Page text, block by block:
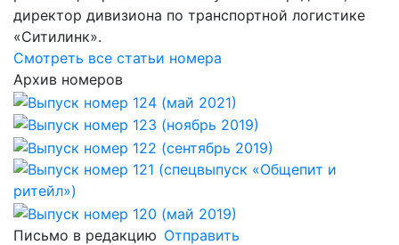
директор дивизиона по транспортной логистике
«Ситилинк».
Смотреть все статьи номера
Архив номеров
Письмо в редакцию Отправить